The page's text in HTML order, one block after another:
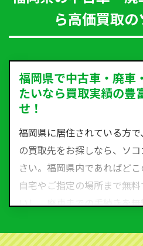
ら高価買取の
福岡県で中古車・廃車
たいなら買取実績の豊
せ！
福岡県に居住されている方
の買取先をお探しなら、ソ
さい。福岡県内であればど
自宅やご指定の場所まで無
いし、廃車までの手続きを
など動かない車、水害車、